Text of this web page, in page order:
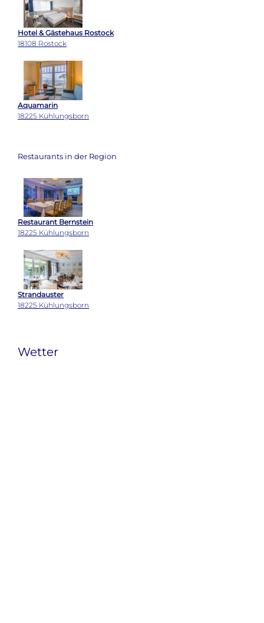
Hotel & Gästehaus Rostock
18108 Rostock
Aquamarin
18225 Kühlungsborn
Restaurants in der Region
Restaurant Bernstein
18225 Kühlungsborn
Strandauster
18225 Kühlungsborn
Wetter